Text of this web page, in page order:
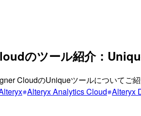
のツール紹介：
CloudのUniqueツールについてご
Alteryx Analytics Cloud Alteryx